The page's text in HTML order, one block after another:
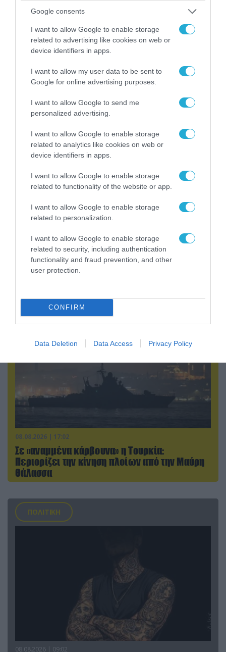
Google consents
I want to allow Google to enable storage
related to advertising like cookies on web or
device identifiers in apps.
I want to allow my user data to be sent to
Google for online advertising purposes.
I want to allow Google to send me
personalized advertising.
I want to allow Google to enable storage
related to analytics like cookies on web or
device identifiers in apps.
I want to allow Google to enable storage
related to functionality of the website or app.
I want to allow Google to enable storage
related to personalization.
I want to allow Google to enable storage
related to security, including authentication
functionality and fraud prevention, and other
user protection.
CONFIRM
Data Deletion Data Access Privacy Policy
08.08.2026 | 12:02
Ιράν: Δημοσίευσε φωτογραφίες
αμερικανικών και ισραηλινών αεροσκαφών &
drones που καταρρίφθηκαν
08.08.2026 | 13:02
Βίντεο: Ρωσική βόμβα FAB-3000 «εξαφανίζει
08.08.2026 | 17:02
Σε «αναμμένα κάρβουνα» η Τουρκία:
Περιορίζει την κίνηση πλοίων από την Μαύρη
Θάλασσα
ΠΟΛΙΤΙΚΗ
08.08.2026 | 09:02